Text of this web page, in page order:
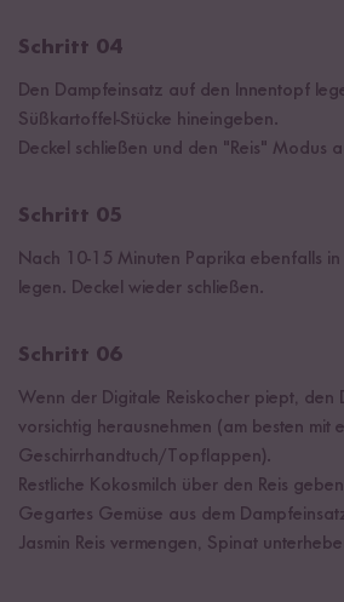
Schritt 04
Den Dampfeinsatz auf den Innentopf
Süßkartoffel-Stücke hineingeben.
Deckel schließen und den "Reis" Modus
Schritt 05
Nach 10-15 Minuten Paprika ebenfalls
legen. Deckel wieder schließen.
Schritt 06
Wenn der Digitale Reiskocher piept, den
vorsichtig herausnehmen (am besten mit
Geschirrhandtuch/Topflappen).
Restliche Kokosmilch über den Reis
Gegartes Gemüse aus dem
Jasmin Reis vermengen, Spinat